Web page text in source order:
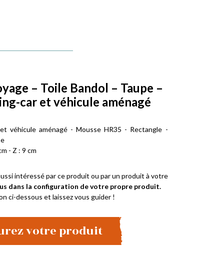
– Toile Bandol – Taupe –
car et véhicule aménagé
véhicule aménagé - Mousse HR35 - Rectangle -
- Z : 9 cm
intéressé par ce produit ou par un produit à votre
dans la configuration de votre propre produit.
ci-dessous et laissez vous guider !
votre produit